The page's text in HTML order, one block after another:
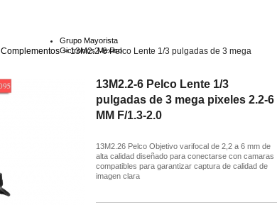
Grupo Mayorista
Gictronics Mexico
Complementos > 13M2.2-6 Pelco Lente 1/3 pulgadas de 3 mega
13M2.2-6 Pelco Lente 1/3
pulgadas de 3 mega pixeles 2.2-6
MM F/1.3-2.0
13M2.26 Pelco Objetivo varifocal de 2,2 a 6 mm de
alta calidad diseñado para conectarse con camaras
compatibles para garantizar captura de calidad de
imagen clara